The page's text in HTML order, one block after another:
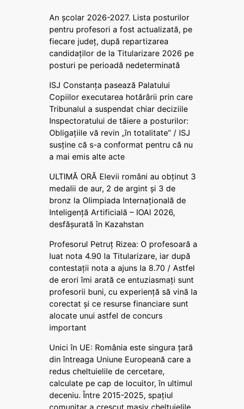
An școlar 2026-2027. Lista posturilor
pentru profesori a fost actualizată, pe
fiecare județ, după repartizarea
candidaților de la Titularizare 2026 pe
posturi pe perioadă nedeterminată
ISJ Constanța pasează Palatului
Copiilor executarea hotărârii prin care
Tribunalul a suspendat chiar deciziile
Inspectoratului de tăiere a posturilor:
Obligațiile vă revin „în totalitate” / ISJ
susține că s-a conformat pentru că nu
a mai emis alte acte
ULTIMĂ ORĂ Elevii români au obținut 3
medalii de aur, 2 de argint și 3 de
bronz la Olimpiada Internațională de
Inteligență Artificială – IOAI 2026,
desfășurată în Kazahstan
Profesorul Petruț Rizea: O profesoară a
luat nota 4.90 la Titularizare, iar după
contestații nota a ajuns la 8.70 / Astfel
de erori îmi arată ce entuziasmați sunt
profesorii buni, cu experiență să vină la
corectat și ce resurse financiare sunt
alocate unui astfel de concurs
important
Unici în UE: România este singura țară
din întreaga Uniune Europeană care a
redus cheltuielile de cercetare,
calculate pe cap de locuitor, în ultimul
deceniu. Între 2015-2025, spațiul
comunitar a crescut masiv cheltuielile